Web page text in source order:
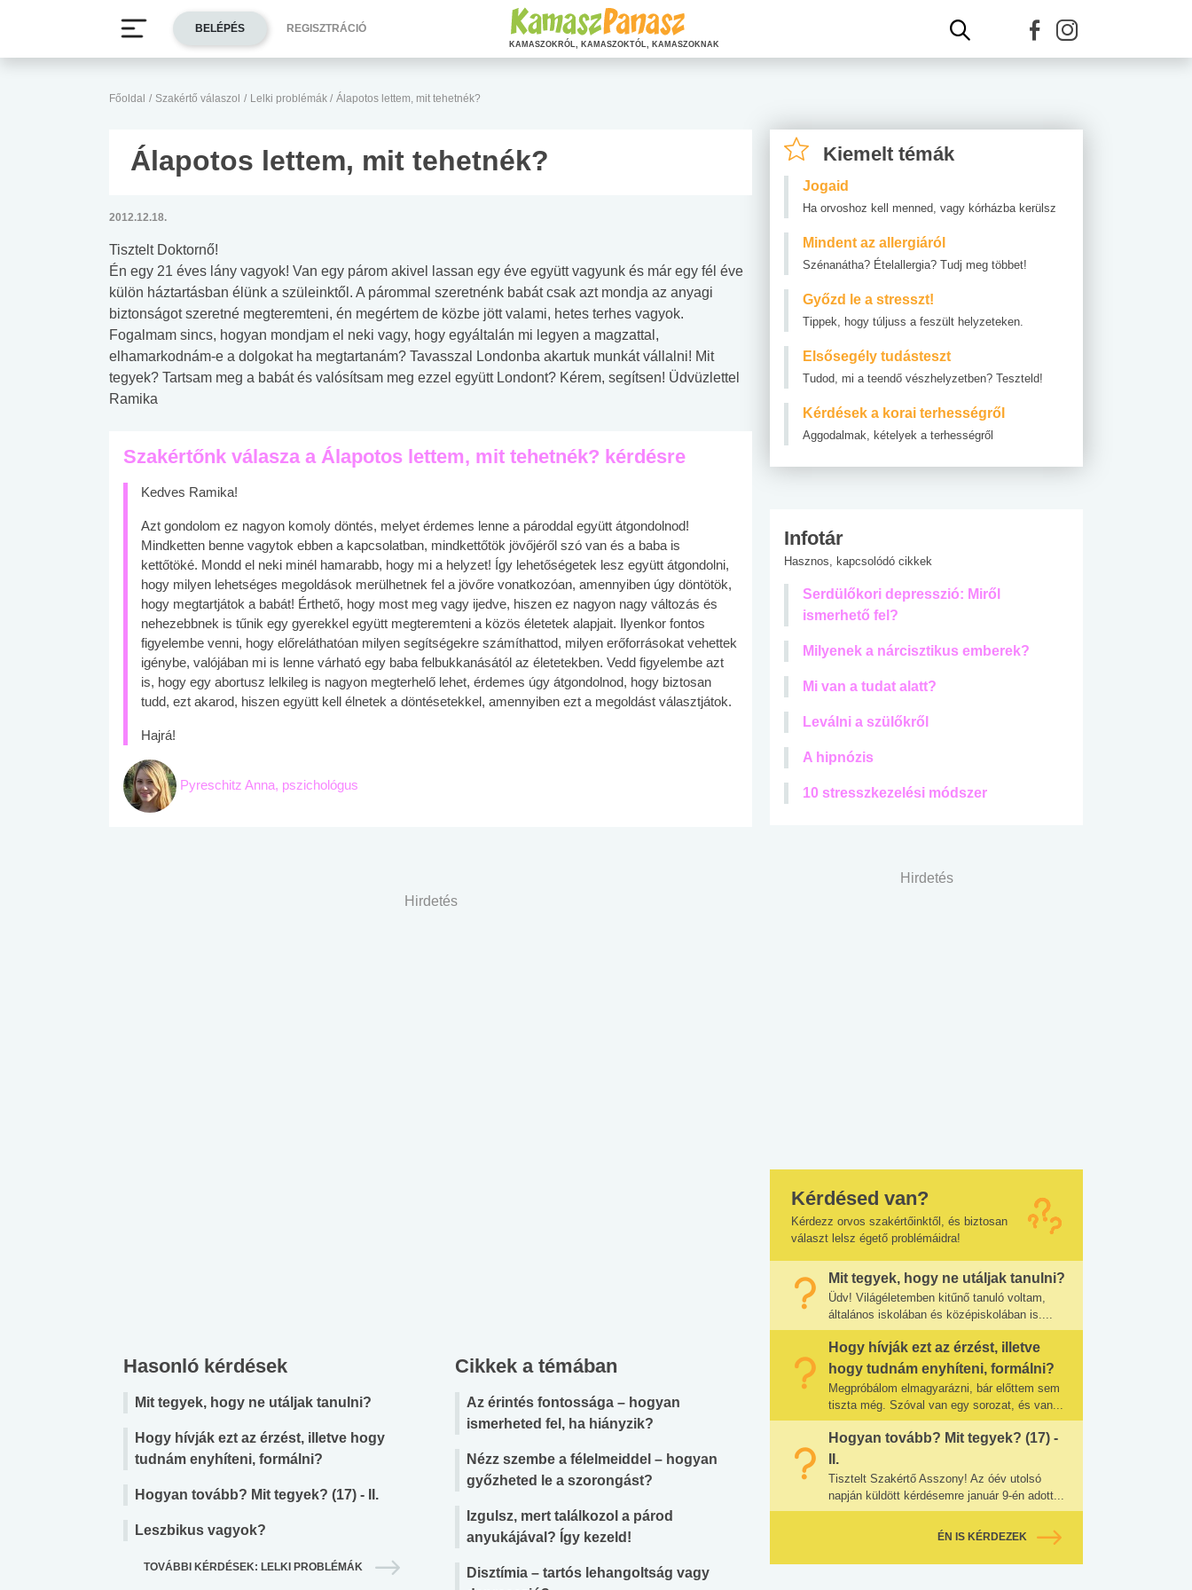
Főoldal / Szakértő válaszol / Lelki problémák / Álapotos lettem, mit tehetnék?
Álapotos lettem, mit tehetnék?
2012.12.18.
Tisztelt Doktornő!
Én egy 21 éves lány vagyok! Van egy párom akivel lassan egy éve együtt vagyunk és már egy fél éve
külön háztartásban élünk a szüleinktől. A párommal szeretnénk babát csak azt mondja az anyagi
biztonságot szeretné megteremteni, én megértem de közbe jött valami, hetes terhes vagyok.
Fogalmam sincs, hogyan mondjam el neki vagy, hogy egyáltalán mi legyen a magzattal,
elhamarkodnám-e a dolgokat ha megtartanám? Tavasszal Londonba akartuk munkát vállalni! Mit
tegyek? Tartsam meg a babát és valósítsam meg ezzel együtt Londont? Kérem, segítsen! Üdvüzlettel
Ramika
Szakértőnk válasza a Álapotos lettem, mit tehetnék? kérdésre
Kedves Ramika!
Azt gondolom ez nagyon komoly döntés, melyet érdemes lenne a pároddal együtt átgondolnod!
Mindketten benne vagytok ebben a kapcsolatban, mindkettőtök jövőjéről szó van és a baba is
kettőtöké. Mondd el neki minél hamarabb, hogy mi a helyzet! Így lehetőségetek lesz együtt átgondolni,
hogy milyen lehetséges megoldások merülhetnek fel a jövőre vonatkozóan, amennyiben úgy döntötök,
hogy megtartjátok a babát! Érthető, hogy most meg vagy ijedve, hiszen ez nagyon nagy változás és
nehezebbnek is tűnik egy gyerekkel együtt megteremteni a közös életetek alapjait. Ilyenkor fontos
figyelembe venni, hogy előreláthatóan milyen segítségekre számíthattod, milyen erőforrásokat vehettek
igénybe, valójában mi is lenne várható egy baba felbukkanásától az életetekben. Vedd figyelembe azt
is, hogy egy abortusz lelkileg is nagyon megterhelő lehet, érdemes úgy átgondolnod, hogy biztosan
tudd, ezt akarod, hiszen együtt kell élnetek a döntésetekkel, amennyiben ezt a megoldást választjátok.
Hajrá!
Pyreschitz Anna, pszichológus
Hirdetés
Hasonló kérdések
Mit tegyek, hogy ne utáljak tanulni?
Hogy hívják ezt az érzést, illetve hogy
tudnám enyhíteni, formálni?
Hogyan tovább? Mit tegyek? (17) - II.
Leszbikus vagyok?
TOVÁBBI KÉRDÉSEK: LELKI PROBLÉMÁK
Cikkek a témában
Az érintés fontossága – hogyan
ismerheted fel, ha hiányzik?
Nézz szembe a félelmeiddel – hogyan
győzheted le a szorongást?
Izgulsz, mert találkozol a párod
anyukájával? Így kezeld!
Disztímia – tartós lehangoltság vagy
Kiemelt témák
Jogaid
Ha orvoshoz kell menned, vagy kórházba kerülsz
Mindent az allergiáról
Szénanátha? Ételallergia? Tudj meg többet!
Győzd le a stresszt!
Tippek, hogy túljuss a feszült helyzeteken.
Elsősegély tudásteszt
Tudod, mi a teendő vészhelyzetben? Teszteld!
Kérdések a korai terhességről
Aggodalmak, kételyek a terhességről
Infotár
Hasznos, kapcsolódó cikkek
Serdülőkori depresszió: Miről
ismerhető fel?
Milyenek a nárcisztikus emberek?
Mi van a tudat alatt?
Leválni a szülőkről
A hipnózis
10 stresszkezelési módszer
Hirdetés
Kérdésed van?
Kérdezz orvos szakértőinktől, és biztosan
választ lelsz égető problémáidra!
Mit tegyek, hogy ne utáljak tanulni?
Üdv! Világéletemben kitűnő tanuló voltam,
általános iskolában és középiskolában is....
Hogy hívják ezt az érzést, illetve
hogy tudnám enyhíteni, formálni?
Megpróbálom elmagyarázni, bár előttem sem
tiszta még. Szóval van egy sorozat, és van...
Hogyan tovább? Mit tegyek? (17) -
II.
Tisztelt Szakértő Asszony! Az óév utolsó
napján küldött kérdésemre január 9-én adott...
ÉN IS KÉRDEZEK
BELÉPÉS REGISZTRÁCIÓ
KAMASZOKRÓL, KAMASZOKTÓL, KAMASZOKNAK